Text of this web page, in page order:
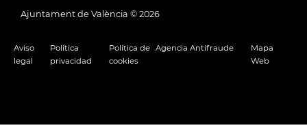
Ajuntament de València © 2026
Aviso
legal
Política
privacidad
Política de
cookies
Agencia Antifraude
Mapa
Web